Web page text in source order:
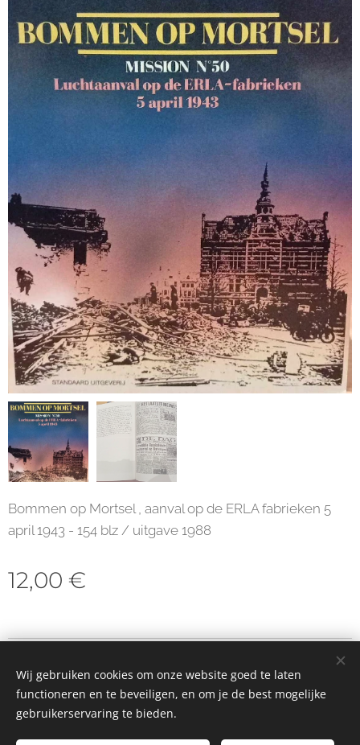
Bommen op Mortsel , aanval op de ERLA fabrieken 5
april 1943 - 154 blz / uitgave 1988
12,00 €
Cookies
Wij gebruiken cookies om onze website goed te laten
functioneren en te beveiligen, en om je de best mogelijke
gebruikerservaring te bieden.